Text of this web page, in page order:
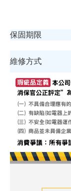
保固期限
維修方式